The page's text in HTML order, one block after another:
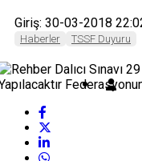
Giriş: 30-03-2018
Haberler TSSF Duyuru